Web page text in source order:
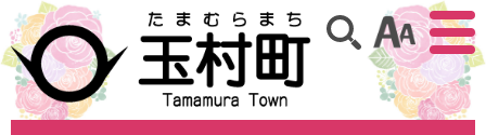
アクセ
サイト内検索